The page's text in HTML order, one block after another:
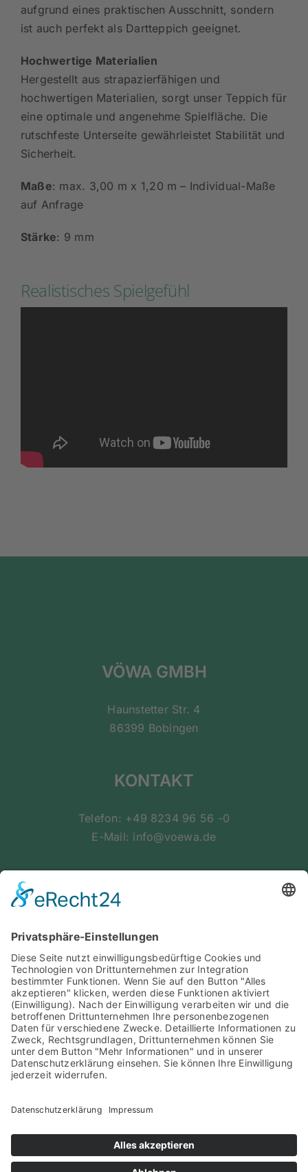
aufgrund eines praktischen Ausschnitt, sondern
ist auch perfekt als Dartteppich geeignet.
Hochwertige Materialien
Hergestellt aus strapazierfähigen und
hochwertigen Materialien, sorgt unser Teppich für
eine optimale und angenehme Spielfläche. Die
rutschfeste Unterseite gewährleistet Stabilität und
Sicherheit.
Maße: max. 3,00 m x 1,20 m – Individual-Maße
auf Anfrage
Stärke: 9 mm
Realistisches Spielgefühl
VÖWA GMBH
Haunstetter Str. 4
86399 Bobingen
KONTAKT
Telefon: +49 8234 96 56 -0
E-Mail: info@voewa.de
PARTNER DES SPORTS